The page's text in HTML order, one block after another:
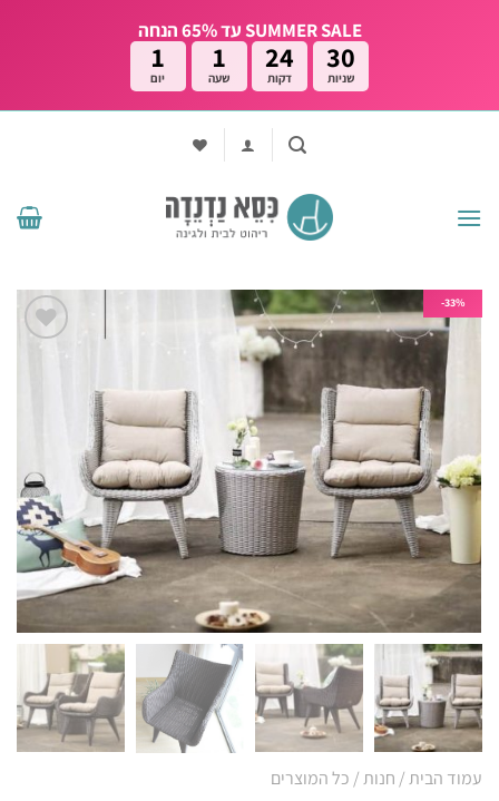
SUMMER SALE עד 65% הנחה
1
יום
1
שעה
24
דקות
29
שניות
33%-
עמוד הבית/ חנות/ כל המוצרים